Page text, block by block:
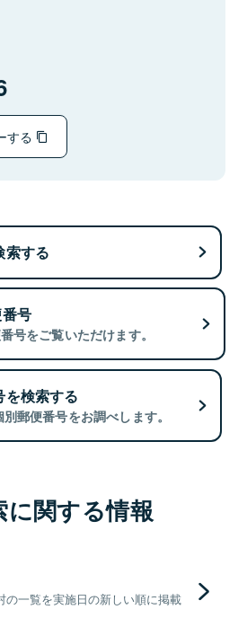
する
索する
号
号をご覧いただけます。
を検索する
郵便番号をお調べします。
に関する情報
の一覧を実施日の新しい順に掲載